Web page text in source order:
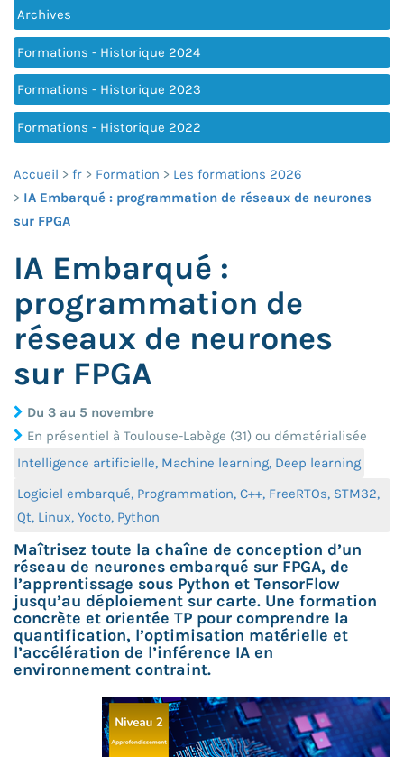
Archives
Formations - Historique 2024
Formations - Historique 2023
Formations - Historique 2022
Accueil fr Formation
Les formations 2026
IA Embarqué : programmation de réseaux de neurones
sur FPGA
IA Embarqué :
programmation de
réseaux de neurones
sur FPGA
Du 3 au 5 novembre
En présentiel à Toulouse-Labège (31) ou dématérialisée
Intelligence artificielle, Machine learning, Deep learning
Logiciel embarqué, Programmation, C++, FreeRTOs, STM32,
Qt, Linux, Yocto, Python
Maîtrisez toute la chaîne de conception d’un
réseau de neurones embarqué sur FPGA, de
l’apprentissage sous Python et TensorFlow
jusqu’au déploiement sur carte. Une formation
concrète et orientée TP pour comprendre la
quantification, l’optimisation matérielle et
l’accélération de l’inférence IA en
environnement contraint.